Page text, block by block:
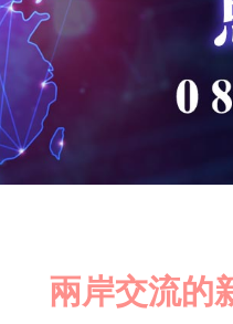
兩岸交流的